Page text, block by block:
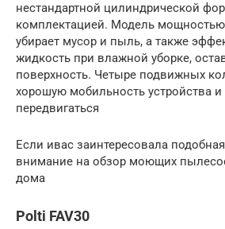
нестандартной цилиндрической
комплектацией. Модель мощностью
убирает мусор и пыль, а также
жидкость при влажной уборке,
поверхность. Четыре подвижных
хорошую мобильность устройства
передвигаться
Если ивас заинтересовала
внимание на обзор моющих
дома
Polti FAV30